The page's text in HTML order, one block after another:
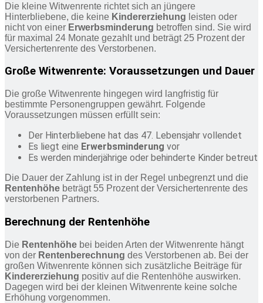
Die kleine Witwenrente richtet sich an jüngere
Hinterbliebene, die keine Kindererziehung leisten oder
nicht von einer Erwerbsminderung betroffen sind. Sie wird
für maximal 24 Monate gezahlt und beträgt 25 Prozent der
Versichertenrente des Verstorbenen.
Große Witwenrente: Voraussetzungen und Dauer
Die große Witwenrente hingegen wird langfristig für
bestimmte Personengruppen gewährt. Folgende
Voraussetzungen müssen erfüllt sein:
Der Hinterbliebene hat das 47. Lebensjahr vollendet
Es liegt eine Erwerbsminderung vor
Es werden minderjährige oder behinderte Kinder betreut
Die Dauer der Zahlung ist in der Regel unbegrenzt und die
Rentenhöhe beträgt 55 Prozent der Versichertenrente des
verstorbenen Partners.
Berechnung der Rentenhöhe
Die Rentenhöhe bei beiden Arten der Witwenrente hängt
von der Rentenberechnung des Verstorbenen ab. Bei der
großen Witwenrente können sich zusätzliche Beiträge für
Kindererziehung positiv auf die Rentenhöhe auswirken.
Dagegen wird bei der kleinen Witwenrente keine solche
Erhöhung vorgenommen.